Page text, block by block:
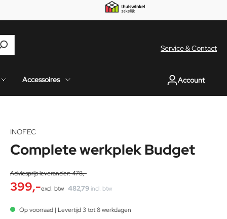
Service & Contact
Accessoires Account
INOFEC
Complete werkplek Budget
Adviesprijs leverancier: 478,-
399,- 482,79 incl. btw
excl. btw
Op voorraad | Levertijd 3 tot 8 werkdagen